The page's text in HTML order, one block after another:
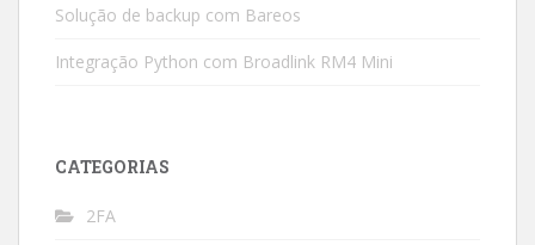
Solução de backup com Bareos
Integração Python com Broadlink RM4 Mini
CATEGORIAS
2FA